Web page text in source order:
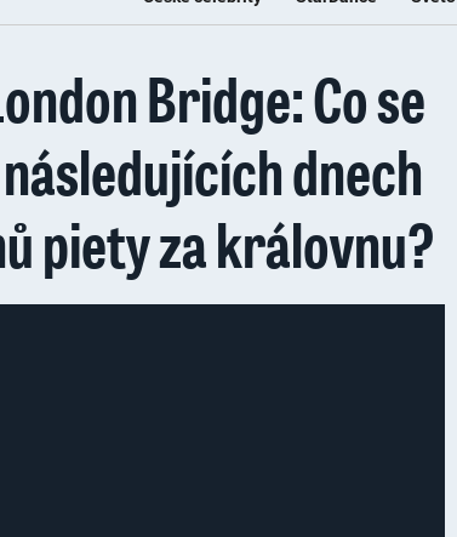
Bridge: Co se
dnech
piety za královnu?